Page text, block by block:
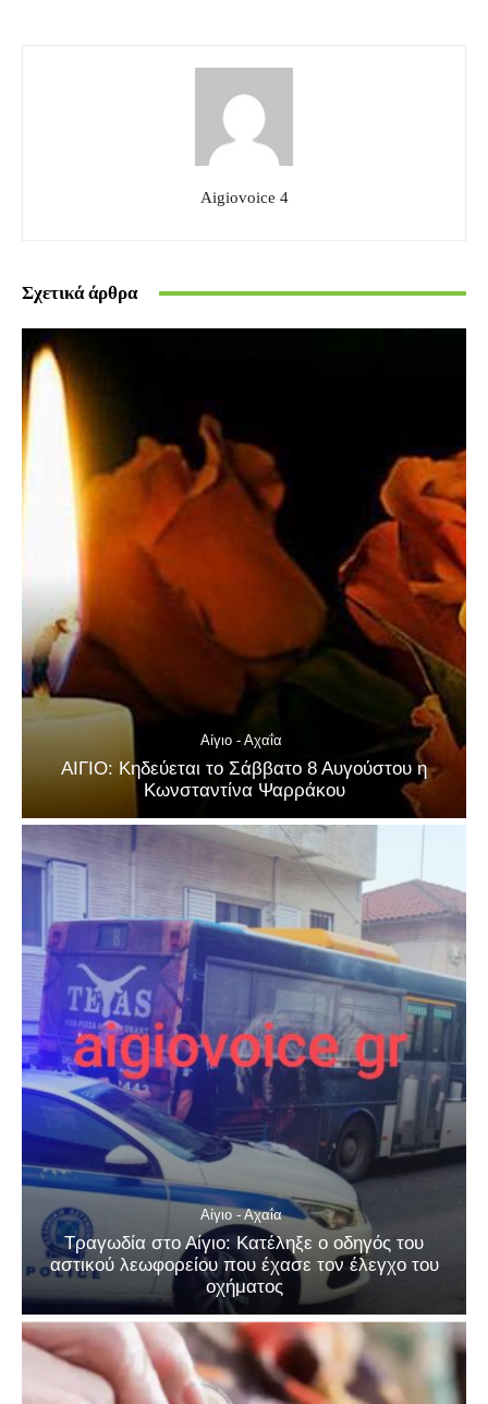
Aigiovoice 4
Σχετικά άρθρα
Αίγιο - Αχαΐα
ΑΙΓΙΟ: Κηδεύεται το Σάββατο 8 Αυγούστου η
Κωνσταντίνα Ψαρράκου
Αίγιο - Αχαΐα
Τραγωδία στο Αίγιο: Κατέληξε ο οδηγός του
αστικού λεωφορείου που έχασε τον έλεγχο του
οχήματος